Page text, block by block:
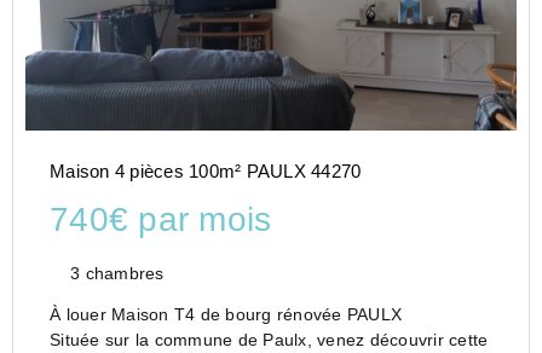
Maison 4 pièces 100m² PAULX 44270
740€ par mois
3 chambres
À louer Maison T4 de bourg rénovée PAULX
Située sur la commune de Paulx, venez découvrir cette